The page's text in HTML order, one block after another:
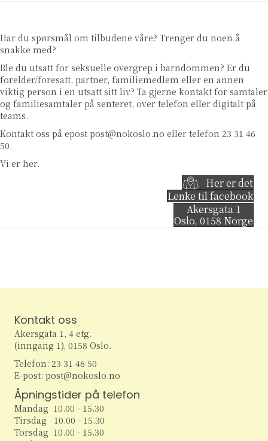
Har du spørsmål om tilbudene våre? Trenger du noen å
snakke med?
Ble du utsatt for seksuelle overgrep i barndommen? Er du
forelder/foresatt, partner, familiemedlem eller en annen
viktig person i en utsatt sitt liv? Ta gjerne kontakt for samtaler
og familiesamtaler på senteret, over telefon eller digitalt på
teams.
Kontakt oss på epost post@nokoslo.no eller telefon 23 31 46
50.
Vi er her.
Her er det
Lenke til facebook
Akersgata 1
Oslo, 0158 Norge
Kontakt oss
Akersgata 1, 4 etg.
(inngang 1), 0158 Oslo.
Telefon: 23 31 46 50
E-post: post@nokoslo.no
Åpningstider på telefon
Mandag 10.00 - 15.30
Tirsdag 10.00 - 15.30
Torsdag 10.00 - 15.30